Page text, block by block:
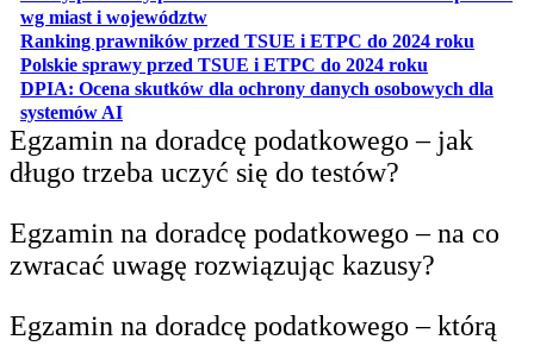
wg miast i województwotwiera się w nowej karcie
Ranking prawników przed TSUE i ETPC do 2024 roku
Polskie sprawy przed TSUE i ETPC do 2024 roku
DPIA: Ocena skutków dla ochrony danych osobowych dla
systemów AIotwiera się w nowej karcie
Egzamin na doradcę podatkowego – jak
długo trzeba uczyć się do testów?
Egzamin na doradcę podatkowego – na co
zwracać uwagę rozwiązując kazusy?
Egzamin na doradcę podatkowego – którą